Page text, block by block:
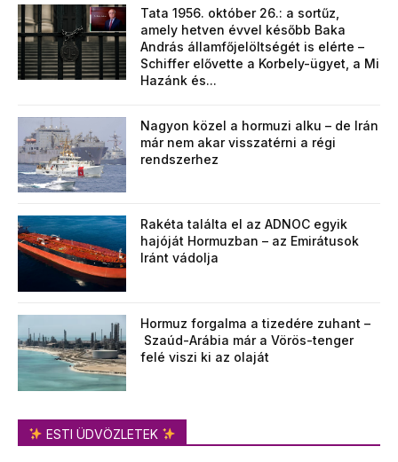
Tata 1956. október 26.: a sortűz,
amely hetven évvel később Baka
András államfőjelöltségét is elérte –
Schiffer elővette a Korbely-ügyet, a Mi
Hazánk és...
Nagyon közel a hormuzi alku – de Irán
már nem akar visszatérni a régi
rendszerhez
Rakéta találta el az ADNOC egyik
hajóját Hormuzban – az Emirátusok
Iránt vádolja
Hormuz forgalma a tizedére zuhant –
Szaúd-Arábia már a Vörös-tenger
felé viszi ki az olaját
ESTI ÜDVÖZLETEK